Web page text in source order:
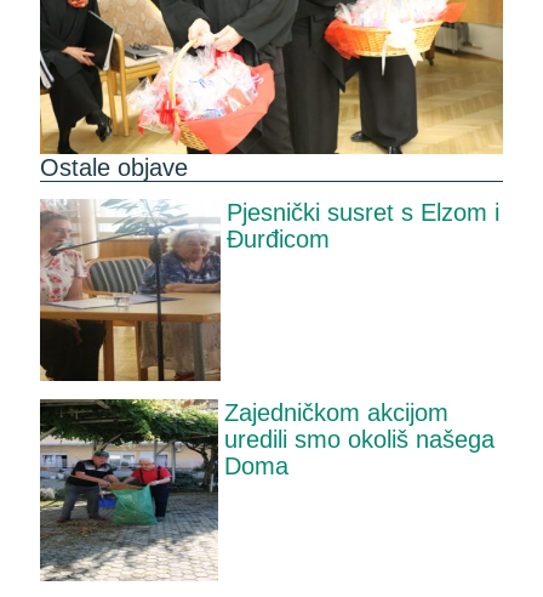
Ostale objave
Pjesnički susret s Elzom i
Đurđicom
Zajedničkom akcijom
uredili smo okoliš našega
Doma